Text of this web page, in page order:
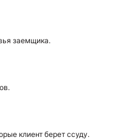
заемщика.
клиент берет ссуду.